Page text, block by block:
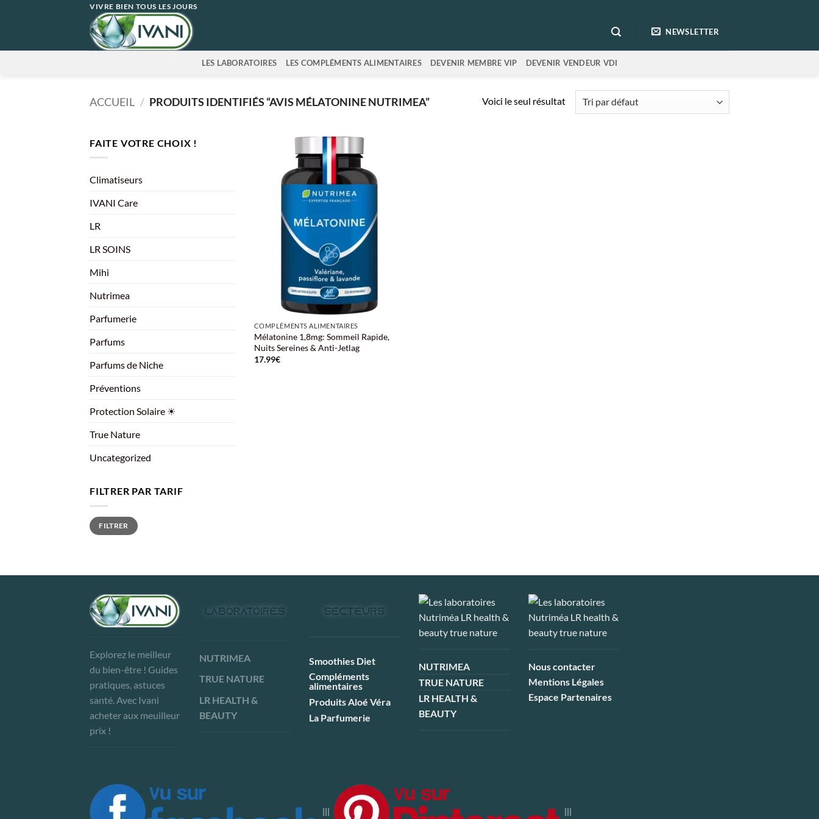
VIVRE BIEN TOUS LES JOURS
NEWSLETTER
LES LABORATOIRES LES COMPLÉMENTS ALIMENTAIRES DEVENIR MEMBRE VIP DEVENIR VENDEUR VDI
ACCUEIL / PRODUITS IDENTIFIÉS “AVIS MÉLATONINE NUTRIMEA” Voici le seul résultat
FAITE VOTRE CHOIX !
Climatiseurs
IVANI Care
LR
LR SOINS
Mihi
Nutrimea
Parfumerie
Parfums
Parfums de Niche
Préventions
Protection Solaire ☀
True Nature
Uncategorized
FILTRER PAR TARIF
Prix
min
Prix
maxFILTRER
COMPLÉMENTS ALIMENTAIRES
Mélatonine 1,8mg: Sommeil Rapide,
Nuits Sereines & Anti-Jetlag
17.99€
Explorez le meilleur
du bien-être ! Guides
pratiques, astuces
santé. Avec Ivani
acheter aux meuilleur
prix !
NUTRIMEA
TRUE NATURE
LR HEALTH &
BEAUTY
Smoothies Diet
Compléments
alimentaires
Produits Aloé Véra
La Parfumerie
NUTRIMEA
TRUE NATURE
LR HEALTH &
BEAUTY
Nous contacter
Mentions Légales
Espace Partenaires
||| |||